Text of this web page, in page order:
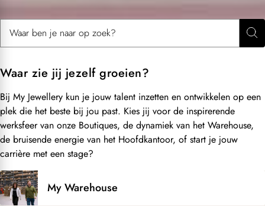
Zoek naar:
Waar zie jij jezelf groeien?
Bij My Jewellery kun je jouw talent inzetten en ontwikkelen op een
plek die het beste bij jou past. Kies jij voor de inspirerende
werksfeer van onze Boutiques, de dynamiek van het Warehouse,
de bruisende energie van het Hoofdkantoor, of start je jouw
carrière met een stage?
My Warehouse